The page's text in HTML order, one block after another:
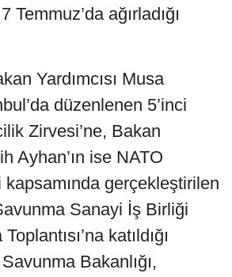
Temmuz’da ağırladığı
Yardımcısı Musa
düzenlenen 5’inci
Zirvesi’ne, Bakan
Ayhan’ın ise NATO
gerçekleştirilen
Sanayi İş Birliği
katıldığı
Bakanlığı,